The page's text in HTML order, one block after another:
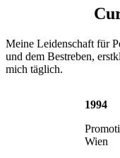
Meine Leidenschaft für
und dem Bestreben,
mich täglich.
1994
Wien